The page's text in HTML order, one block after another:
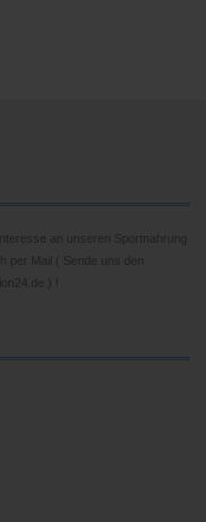
an unseren Sportnahrung
per Mail ( Sende uns den
) !